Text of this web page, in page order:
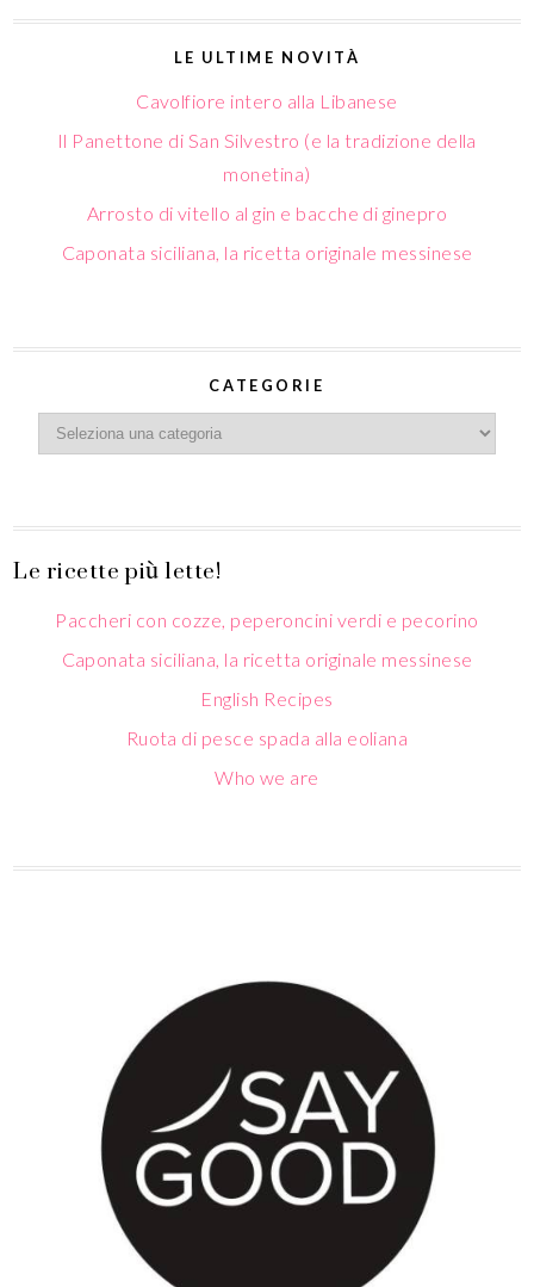
LE ULTIME NOVITÀ
Cavolfiore intero alla Libanese
Il Panettone di San Silvestro (e la tradizione della
monetina)
Arrosto di vitello al gin e bacche di ginepro
Caponata siciliana, la ricetta originale messinese
CATEGORIE
Le ricette più lette!
Paccheri con cozze, peperoncini verdi e pecorino
Caponata siciliana, la ricetta originale messinese
English Recipes
Ruota di pesce spada alla eoliana
Who we are